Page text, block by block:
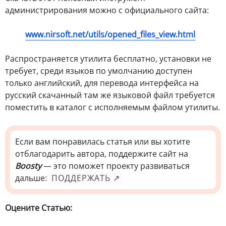
администрирования можно с официального сайта:
www.nirsoft.net/utils/opened_files_view.html
Распространяется утилита бесплатно, установки не
требует, среди языков по умолчанию доступен
только английский, для перевода интерфейса на
русский скачанный там же языковой файл требуется
поместить в каталог с исполняемым файлом утилиты.
Если вам понравилась статья или вы хотите
отблагодарить автора, поддержите сайт на
Boosty— это поможет проекту развиваться
дальше: ПОДДЕРЖАТЬ ↗
Оцените Статью: